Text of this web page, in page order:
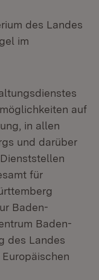
des Landes
im
auf
in allen
und darüber
für
Baden-
Baden-
des Landes